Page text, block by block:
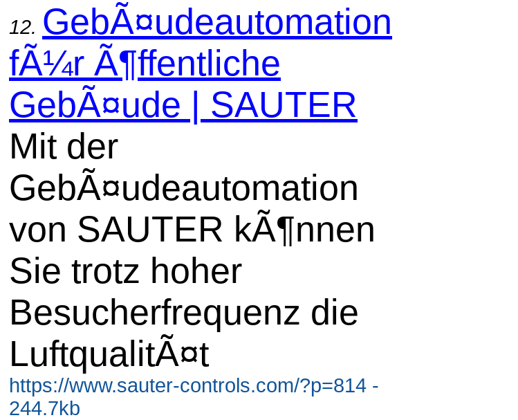
12. GebÃ¤udeautomation
fÃ¼r Ã¶ffentliche
GebÃ¤ude | SAUTER
Mit der
GebÃ¤udeautomation
von SAUTER kÃ¶nnen
Sie trotz hoher
Besucherfrequenz die
LuftqualitÃ¤t
https://www.sauter-controls.com/?p=814 -
244.7kb